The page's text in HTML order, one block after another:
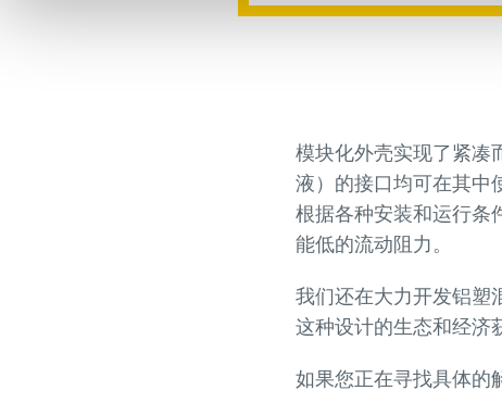
模块化外壳实现了紧凑
液）的接口均可在其中
根据各种安装和运行条
能低的流动阻力。
我们还在大力开发铝塑
这种设计的生态和经济
如果您正在寻找具体的